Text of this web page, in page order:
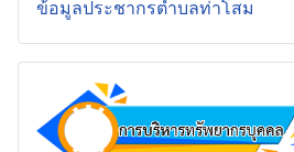
ข้อมูลประชากรตำบลท่าโสม